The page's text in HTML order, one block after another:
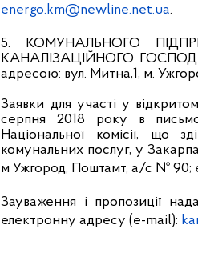
energo.km@newline.net.ua.
5. КОМУНАЛЬНОГО
КАНАЛІЗАЦІЙНОГО
адресою: вул. Митна,1, м.
Заявки для участі у
серпня 2018 року в
Національної комісії, що
комунальних послуг, у
м Ужгород, Поштамт, а/с № 90;
Зауваження і пропозиції
електронну адресу (e-mail):